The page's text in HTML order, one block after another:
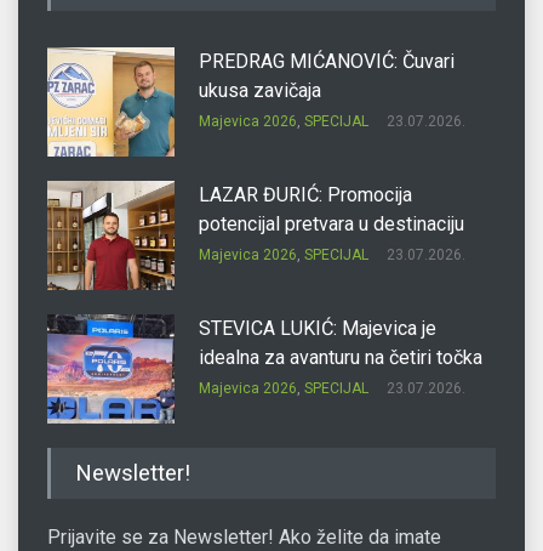
PREDRAG MIĆANOVIĆ: Čuvari
ukusa zavičaja
Majevica 2026, SPECIJAL 23.07.2026.
LAZAR ĐURIĆ: Promocija
potencijal pretvara u destinaciju
Majevica 2026, SPECIJAL 23.07.2026.
STEVICA LUKIĆ: Majevica je
idealna za avanturu na četiri točka
Majevica 2026, SPECIJAL 23.07.2026.
Newsletter!
Prijavite se za Newsletter! Ako želite da imate